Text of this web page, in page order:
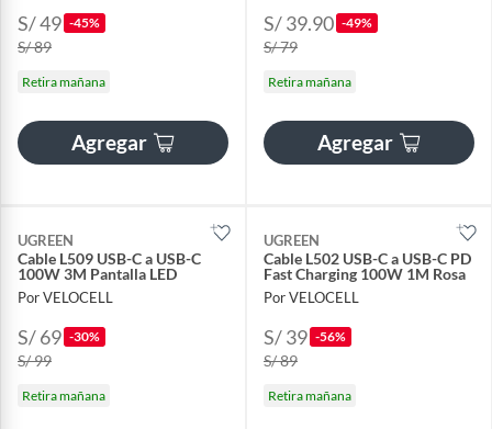
S/ 49 -45%
S/ 89
Retira mañana
Agregar
S/ 39.90 -49%
S/ 79
Retira mañana
Agregar
UGREEN
Cable L509 USB-C a USB-C
100W 3M Pantalla LED
Por VELOCELL
S/ 69 -30%
S/ 99
Retira mañana
UGREEN
Cable L502 USB-C a USB-C PD
Fast Charging 100W 1M Rosa
Por VELOCELL
S/ 39 -56%
S/ 89
Retira mañana